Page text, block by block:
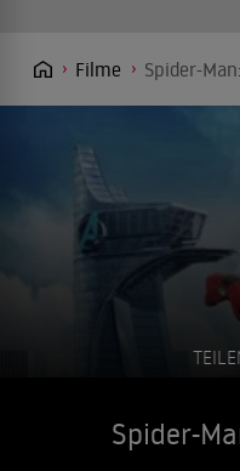
Filme Spider-
Spider-